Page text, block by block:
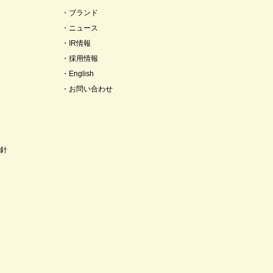
ブランド
ニュース
IR情報
採用情報
English
お問い合わせ